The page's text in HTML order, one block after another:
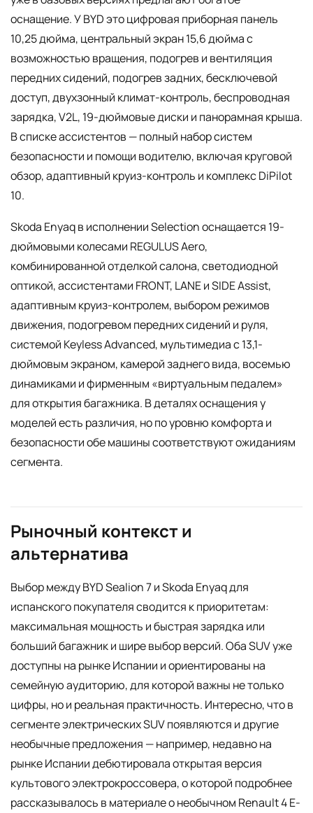
оснащение. У BYD это цифровая приборная панель
10,25 дюйма, центральный экран 15,6 дюйма с
возможностью вращения, подогрев и вентиляция
передних сидений, подогрев задних, бесключевой
доступ, двухзонный климат-контроль, беспроводная
зарядка, V2L, 19-дюймовые диски и панорамная крыша.
В списке ассистентов — полный набор систем
безопасности и помощи водителю, включая круговой
обзор, адаптивный круиз-контроль и комплекс DiPilot
10.
Skoda Enyaq в исполнении Selection оснащается 19-
дюймовыми колесами REGULUS Aero,
комбинированной отделкой салона, светодиодной
оптикой, ассистентами FRONT, LANE и SIDE Assist,
адаптивным круиз-контролем, выбором режимов
движения, подогревом передних сидений и руля,
системой Keyless Advanced, мультимедиа с 13,1-
дюймовым экраном, камерой заднего вида, восемью
динамиками и фирменным «виртуальным педалем»
для открытия багажника. В деталях оснащения у
моделей есть различия, но по уровню комфорта и
безопасности обе машины соответствуют ожиданиям
сегмента.
Рыночный контекст и
альтернатива
Выбор между BYD Sealion 7 и Skoda Enyaq для
испанского покупателя сводится к приоритетам:
максимальная мощность и быстрая зарядка или
больший багажник и шире выбор версий. Оба SUV уже
доступны на рынке Испании и ориентированы на
семейную аудиторию, для которой важны не только
цифры, но и реальная практичность. Интересно, что в
сегменте электрических SUV появляются и другие
необычные предложения — например, недавно на
рынке Испании дебютировала открытая версия
культового электрокроссовера, о которой подробнее
рассказывалось в материале о необычном Renault 4 E-